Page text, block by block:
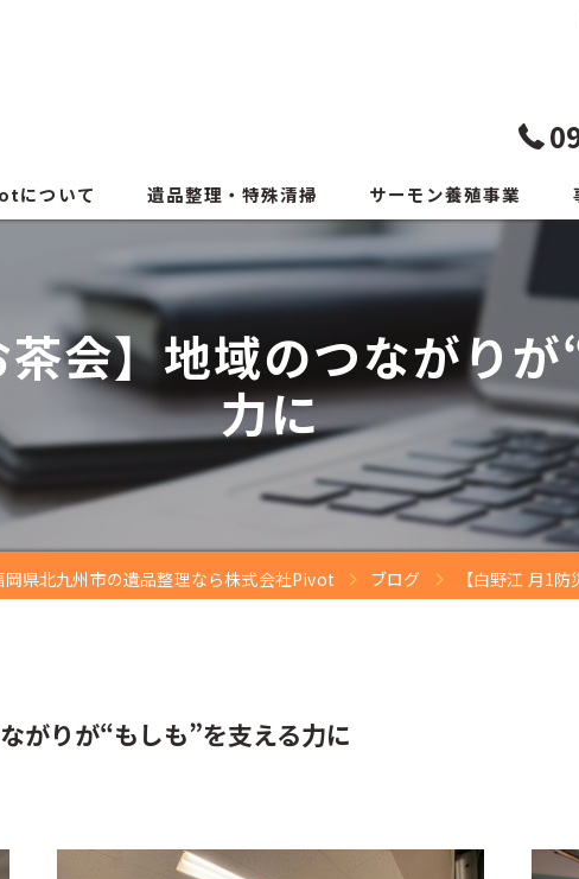
について 遺品整理・特殊清掃 サーモン養殖事業
茶会】地域のつながり
力に
岡県北九州市の遺品整理なら株式会社Pivot ブログ 【白野江 月1
がりが“もしも”を支える力に